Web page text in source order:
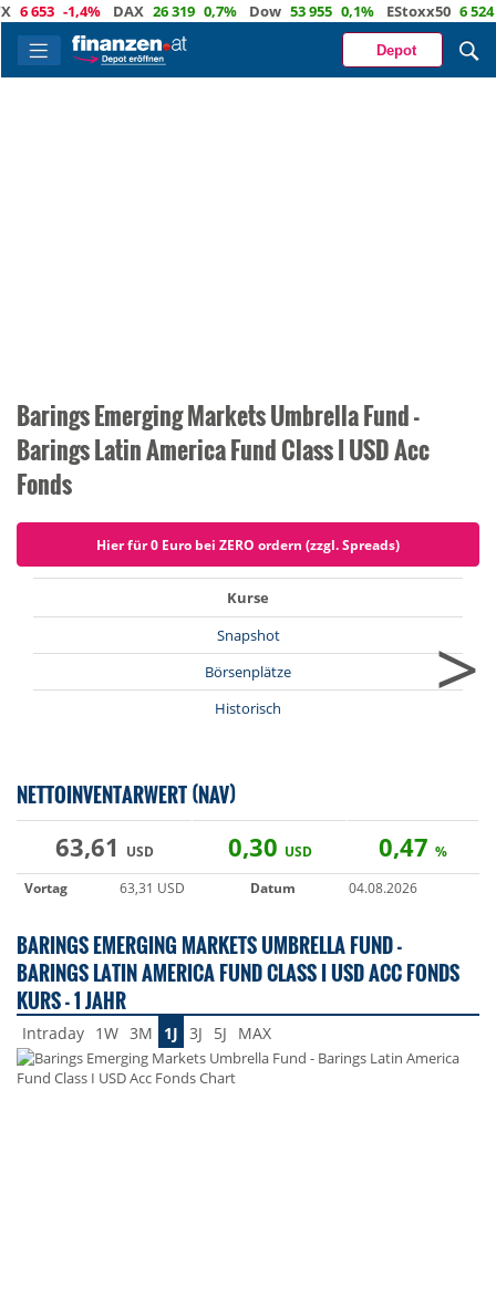
-1,4% DAX 26 319 0,7% Dow 53 955 0,1% EStoxx50 6 524
Depot
Barings Emerging Markets Umbrella Fund -
Barings Latin America Fund Class I USD Acc
Fonds
Hier für 0 Euro bei ZERO ordern (zzgl. Spreads)
Kurse
Snapshot
Börsenplätze
Historisch
>
NETTOINVENTARWERT (NAV)
63,61 USD 0,30 USD 0,47 %
Vortag
63,31 USD Datum 04.08.2026
BARINGS EMERGING MARKETS UMBRELLA FUND -
BARINGS LATIN AMERICA FUND CLASS I USD ACC FONDS
KURS - 1 JAHR
Intraday 1W 3M 1J 3J 5J MAX